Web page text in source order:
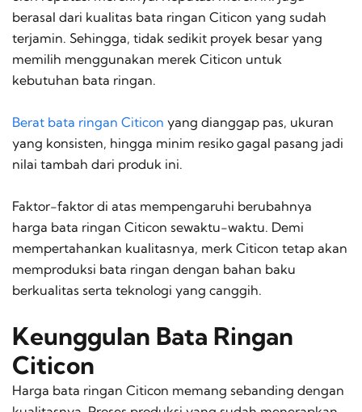
berasal dari kualitas bata ringan Citicon yang sudah
terjamin. Sehingga, tidak sedikit proyek besar yang
memilih menggunakan merek Citicon untuk
kebutuhan bata ringan.
Berat bata ringan Citicon yang dianggap pas, ukuran
yang konsisten, hingga minim resiko gagal pasang jadi
nilai tambah dari produk ini.
Faktor-faktor di atas mempengaruhi berubahnya
harga bata ringan Citicon sewaktu-waktu. Demi
mempertahankan kualitasnya, merk Citicon tetap akan
memproduksi bata ringan dengan bahan baku
berkualitas serta teknologi yang canggih.
Keunggulan Bata Ringan
Citicon
Harga bata ringan Citicon memang sebanding dengan